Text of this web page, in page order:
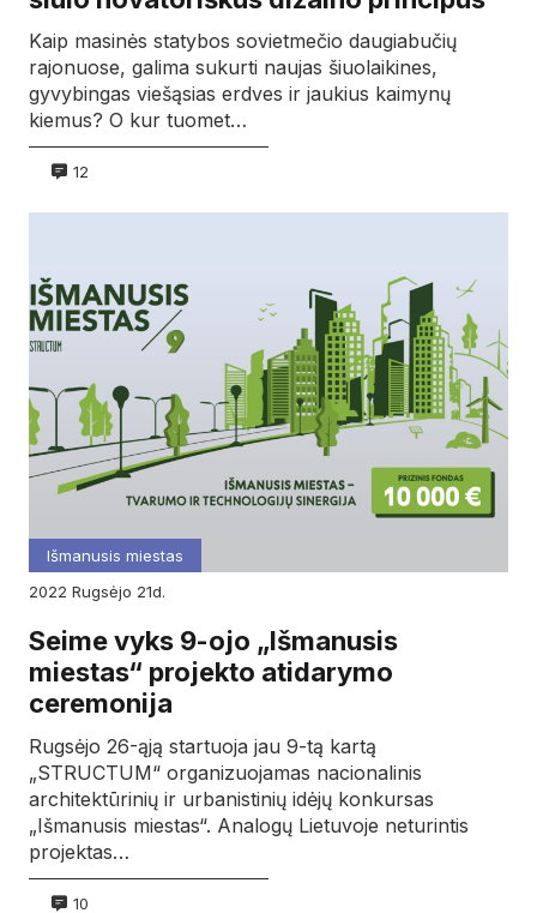
Kaip masinės statybos sovietmečio daugiabučių
rajonuose, galima sukurti naujas šiuolaikines,
gyvybingas viešąsias erdves ir jaukius kaimynų
kiemus? O kur tuomet…
12
Išmanusis miestas
2022
rugsėjo 21d.
Seime vyks 9-ojo „Išmanusis
miestas“ projekto atidarymo
ceremonija
Rugsėjo 26-ąją startuoja jau 9-tą kartą
„STRUCTUM“ organizuojamas nacionalinis
architektūrinių ir urbanistinių idėjų konkursas
„Išmanusis miestas“. Analogų Lietuvoje neturintis
projektas…
10